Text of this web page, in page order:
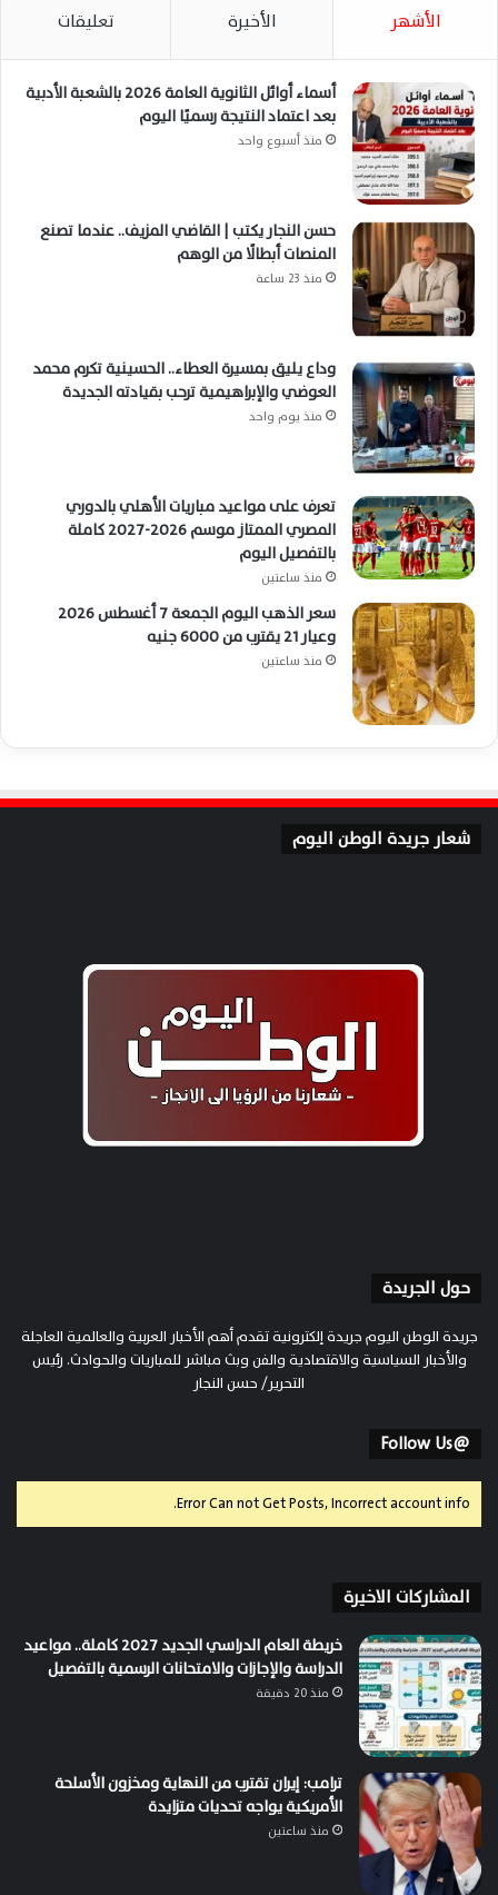
الأشهر الأخيرة تعليقات
أسماء أوائل الثانوية العامة 2026 بالشعبة الأدبية
بعد اعتماد النتيجة رسميًا اليوم
منذ أسبوع واحد
حسن النجار يكتب | القاضي المزيف.. عندما تصنع
المنصات أبطالًا من الوهم
منذ 23 ساعة
وداع يليق بمسيرة العطاء.. الحسينية تكرم محمد
العوضي والإبراهيمية ترحب بقيادته الجديدة
منذ يوم واحد
تعرف على مواعيد مباريات الأهلي بالدوري
المصري الممتاز موسم 2026-2027 كاملة
بالتفصيل اليوم
منذ ساعتين
سعر الذهب اليوم الجمعة 7 أغسطس 2026
وعيار 21 يقترب من 6000 جنيه
منذ ساعتين
شعار جريدة الوطن اليوم
حول الجريدة
جريدة الوطن اليوم جريدة إلكترونية تقدم أهم الأخبار العربية والعالمية العاجلة
والأخبار السياسية والاقتصادية والفن وبث مباشر للمباريات والحوادث. رئيس
التحرير/ حسن النجار
@Follow Us
Error Can not Get Posts, Incorrect account info.
المشاركات الاخيرة
خريطة العام الدراسي الجديد 2027 كاملة.. مواعيد
الدراسة والإجازات والامتحانات الرسمية بالتفصيل
منذ 20 دقيقة
ترامب: إيران تقترب من النهاية ومخزون الأسلحة
الأمريكية يواجه تحديات متزايدة
منذ ساعتين